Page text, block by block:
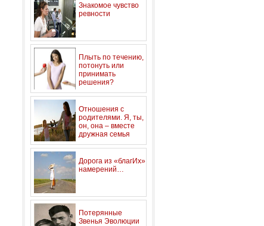
Знакомое чувство
ревности
Плыть по течению,
потонуть или
принимать
решения?
Отношения с
родителями. Я, ты,
он, она – вместе
дружная семья
Дорога из «благИх»
намерений…
Потерянные
Звенья Эволюции